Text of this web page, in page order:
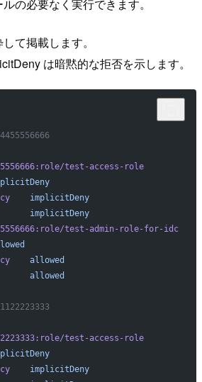
の必要なく実行できます。
て掲載します。
は暗黙的な拒否を示します。
test-access-role
    implicitDeny
implicitDeny
test-admin-role-for-idc
    allowed
allowed
test-access-role
    implicitDeny